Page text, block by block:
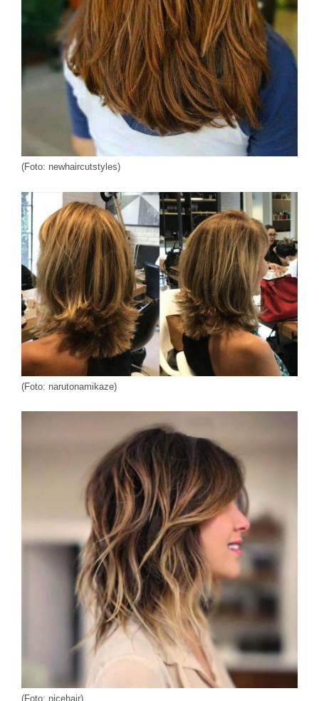
(Foto: newhaircutstyles)
(Foto: narutonamikaze)
(Foto: nicehair)